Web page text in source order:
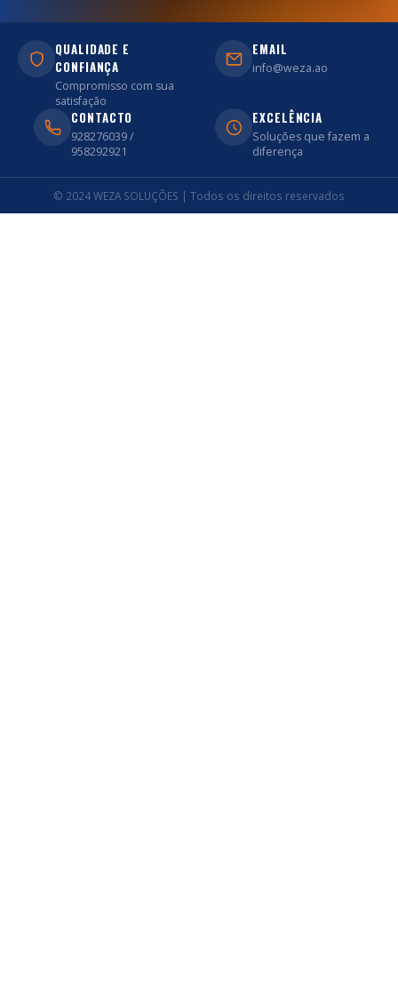
QUALIDADE E
CONFIANÇA
Compromisso com sua
satisfação
EMAIL
info@weza.ao
CONTACTO
928276039 /
958292921
EXCELÊNCIA
Soluções que fazem a
diferença
© 2024 WEZA SOLUÇÕES | Todos os direitos reservados